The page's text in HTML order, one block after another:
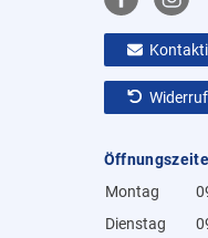
Montag
Dienstag